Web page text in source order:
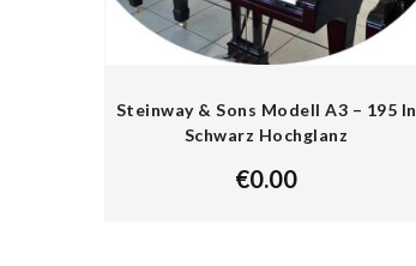
Steinway & Sons Modell A3 – 195 In
Schwarz Hochglanz
€0.00